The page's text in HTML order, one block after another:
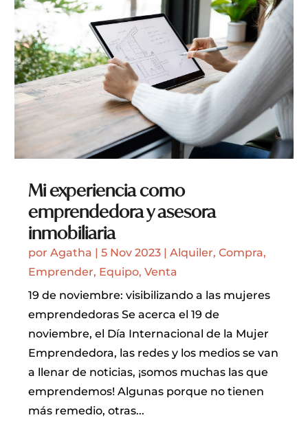
Mi experiencia como
emprendedora y asesora
inmobiliaria
porAgatha |5 Nov 2023 |Alquiler,Compra,
Emprender, Equipo,Venta
19 de noviembre: visibilizando a las mujeres
emprendedoras Se acerca el 19 de
noviembre, el Día Internacional de la Mujer
Emprendedora, las redes y los medios se van
a llenar de noticias, ¡somos muchas las que
emprendemos! Algunas porque no tienen
más remedio, otras...